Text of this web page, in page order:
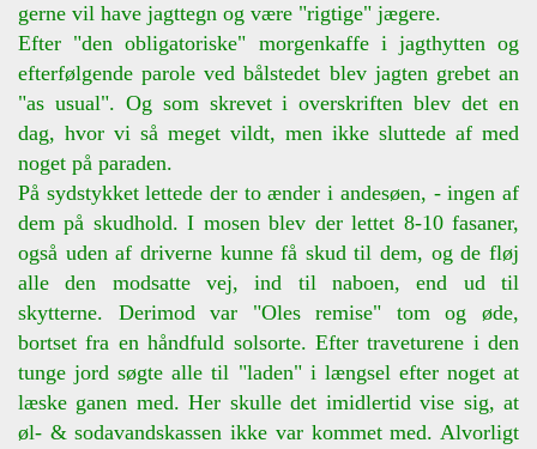
gerne vil have jagttegn og være "rigtige" jægere.
Efter "den obligatoriske" morgenkaffe i jagthytten og
efterfølgende parole ved bålstedet blev jagten grebet an
"as usual". Og som skrevet i overskriften blev det en
dag, hvor vi så meget vildt, men ikke sluttede af med
noget på paraden.
På sydstykket lettede der to ænder i andesøen, - ingen af
dem på skudhold. I mosen blev der lettet 8-10 fasaner,
også uden af driverne kunne få skud til dem, og de fløj
alle den modsatte vej, ind til naboen, end ud til
skytterne. Derimod var "Oles remise" tom og øde,
bortset fra en håndfuld solsorte. Efter traveturene i den
tunge jord søgte alle til "laden" i længsel efter noget at
læske ganen med. Her skulle det imidlertid vise sig, at
øl- & sodavandskassen ikke var kommet med. Alvorligt